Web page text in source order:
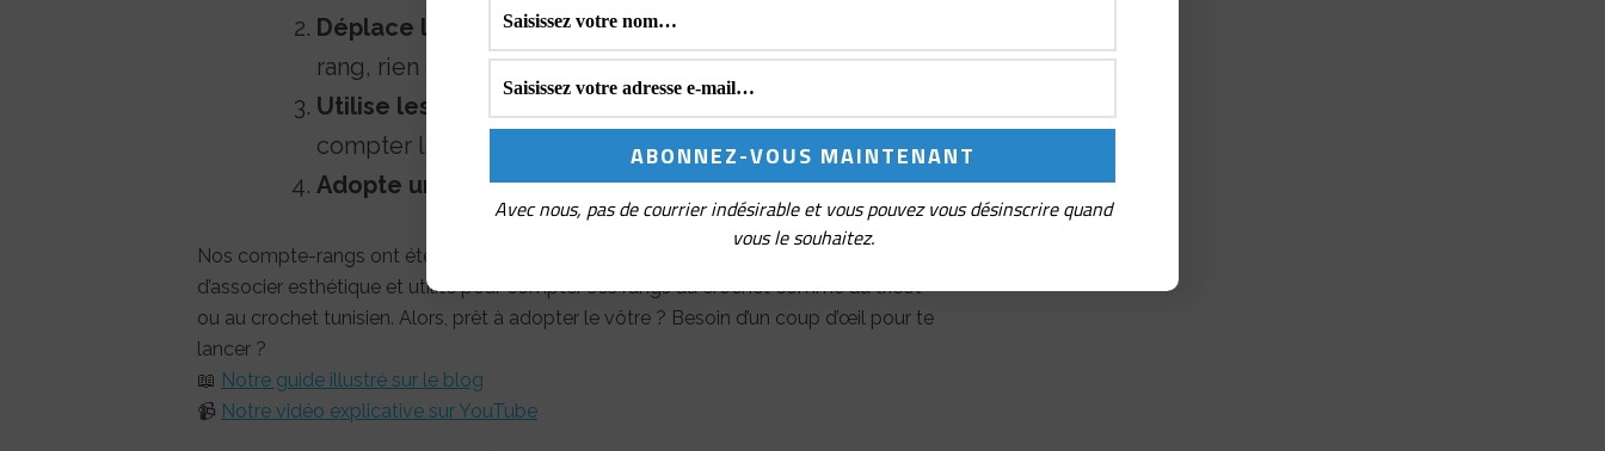
Déplace les anneauxà chaque rang : un anneau = un
rang, rien de plus simple
Utilise les deux marqueurs à mousqueton
compter les dizaines et unités
Adopte un rituel créatif fluideet sans prise de tête ✨
Nos compte-rangs ont été conçus dans notre atelier avec un axe de réflexion
d’associer esthétique et utilité pour compter ses rangs au crochet comme au tricot
ou au crochet tunisien. Alors, prêt à adopter le vôtre ? Besoin d’un coup d’œil pour te
lancer ?
📖 Notre guide illustré sur le blog
📹 Notre vidéo explicative sur YouTube
Avec nous, pas de courrier indésirable et vous pouvez vous désinscrire quand
vous le souhaitez.